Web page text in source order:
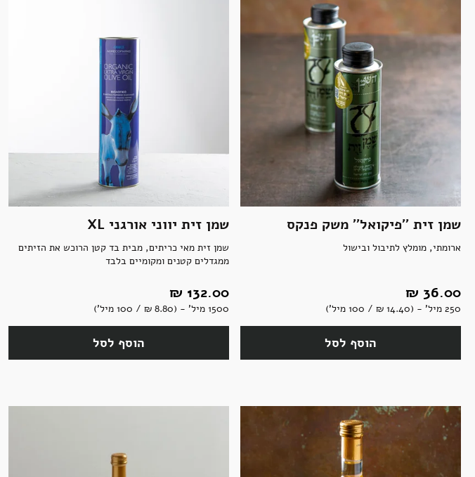
שמן זית ''פיקואל'' משק פנקס
ארומתי, מומלץ לתיבול ובישול
36.00 ‏₪
250 מיל' - (14.40 ‏₪ / 100 מיל')
הוסף לסל
שמן זית יווני אורגני XL
שמן זית מאי כריתים, מבית בד קטן הרוכש את הזיתים
ממגדלים קטנים ומקומיים בלבד
132.00 ‏₪
1500 מיל' - (8.80 ‏₪ / 100 מיל')
הוסף לסל